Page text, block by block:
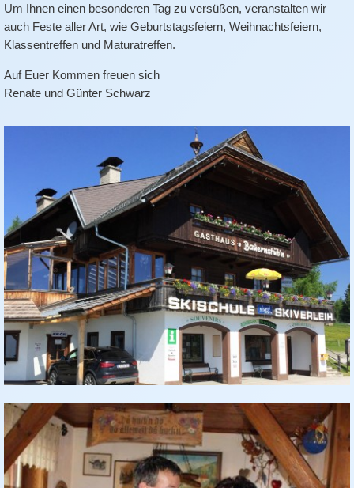
Um Ihnen einen besonderen Tag zu versüßen, veranstalten wir
auch Feste aller Art, wie Geburtstagsfeiern, Weihnachtsfeiern,
Klassentreffen und Maturatreffen.
Auf Euer Kommen freuen sich
Renate und Günter Schwarz